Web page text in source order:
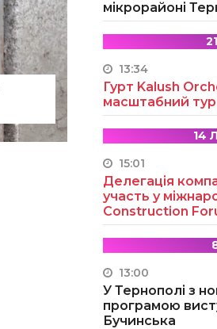
мікрорайоні
13:34
Гурт Kalush
масштабний тур
14
15:01
Делегація
участь у
Construction
13:00
У Тернополі з
програмою
Бучинська